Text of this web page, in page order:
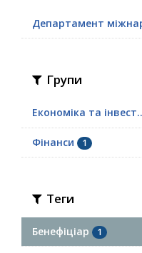
Департамент
Групи
Економіка та
Фінанси 1
Теги
Бенефіціар 1